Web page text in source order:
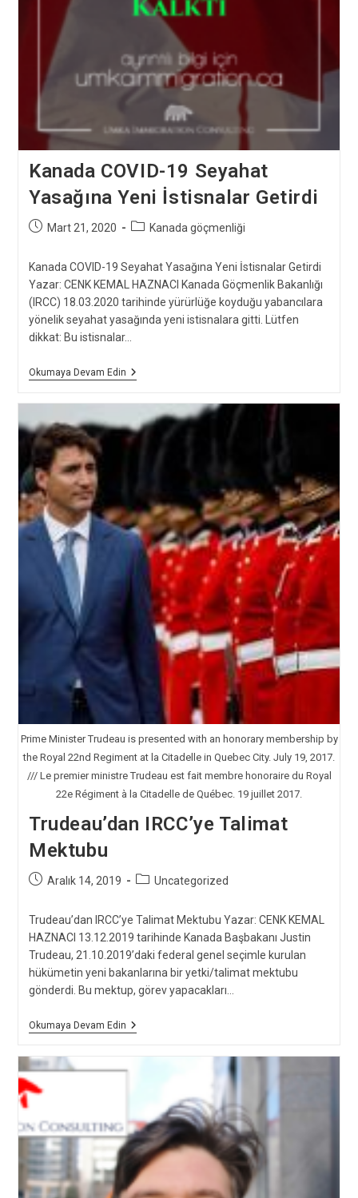
Kanada COVID-19 Seyahat
Yasağına Yeni İstisnalar Getirdi
PostMart 21, 2020
PostKanada göçmenliği
Kanada COVID-19 Seyahat Yasağına Yeni İstisnalar Getirdi
Yazar: CENK KEMAL HAZNACI Kanada Göçmenlik Bakanlığı
(IRCC) 18.03.2020 tarihinde yürürlüğe koyduğu yabancılara
yönelik seyahat yasağında yeni istisnalara gitti. Lütfen
dikkat: Bu istisnalar…
Okumaya Devam EdinKanada
Seyahat
Yasağına
Yeni
İstisnalar
Prime Minister Trudeau is presented with an honorary membership by
the Royal 22nd Regiment at la Citadelle in Quebec City. July 19, 2017.
/// Le premier ministre Trudeau est fait membre honoraire du Royal
22e Régiment à la Citadelle de Québec. 19 juillet 2017.
Trudeau’dan IRCC’ye Talimat
Mektubu
PostAralık 14, 2019
PostUncategorized
Trudeau’dan IRCC’ye Talimat Mektubu Yazar: CENK KEMAL
HAZNACI 13.12.2019 tarihinde Kanada Başbakanı Justin
Trudeau, 21.10.2019’daki federal genel seçimle kurulan
hükümetin yeni bakanlarına bir yetki/talimat mektubu
gönderdi. Bu mektup, görev yapacakları…
Okumaya Devam EdinTrudeau’dan